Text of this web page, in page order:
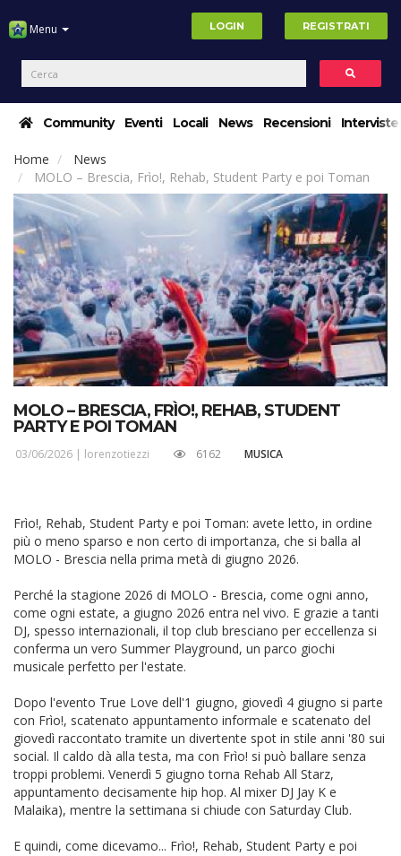
Menu LOGIN REGISTRATI
Community Eventi Locali News Recensioni Interviste
Home
News
MOLO – Brescia, Frìo!, Rehab, Student Party e poi Toman
MOLO – BRESCIA, FRÌO!, REHAB, STUDENT
PARTY E POI TOMAN
03/06/2026 | lorenzotiezzi 6162 MUSICA
Frìo!, Rehab, Student Party e poi Toman: avete letto, in ordine
più o meno sparso e non certo di importanza, che si balla al
MOLO - Brescia nella prima metà di giugno 2026.
Perché la stagione 2026 di MOLO - Brescia, come ogni anno,
come ogni estate, a giugno 2026 entra nel vivo. E grazie a tanti
DJ, spesso internazionali, il top club bresciano per eccellenza si
conferma un vero Summer Playground, un parco giochi
musicale perfetto per l'estate.
Dopo l'evento True Love dell'1 giugno, giovedì 4 giugno si parte
con Frìo!, scatenato appuntamento informale e scatenato del
giovedì raccontato tramite un divertente spot in stile anni '80 sui
social. Il caldo dà alla testa, ma con Frìo! si può ballare senza
troppi problemi. Venerdì 5 giugno torna Rehab All Starz,
appuntamento decisamente hip hop. Al mixer DJ Jay K e
Malaika), mentre la settimana si chiude con Saturday Club.
E quindi, come dicevamo... Frìo!, Rehab, Student Party e poi